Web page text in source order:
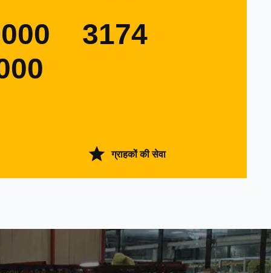
3174
ग्राहकों की सेवा